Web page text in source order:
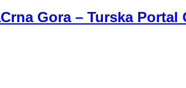
Crna Gora – Turska Portal